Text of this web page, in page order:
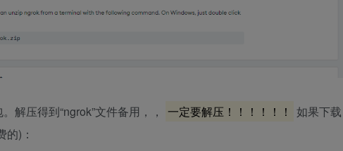
解压得到“ngrok”文件备用，， 一定要解压！！！！！！
如果下载
的)：